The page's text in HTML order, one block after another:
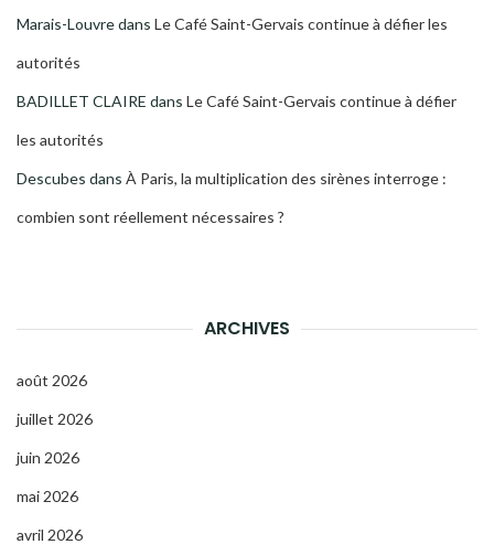
Marais-Louvredans Le Café Saint-Gervais continue à défier les
autorités
BADILLET CLAIRE dans Le Café Saint-Gervais continue à défier
les autorités
Descubes dans À Paris, la multiplication des sirènes interroge :
combien sont réellement nécessaires ?
ARCHIVES
août 2026
juillet 2026
juin 2026
mai 2026
avril 2026